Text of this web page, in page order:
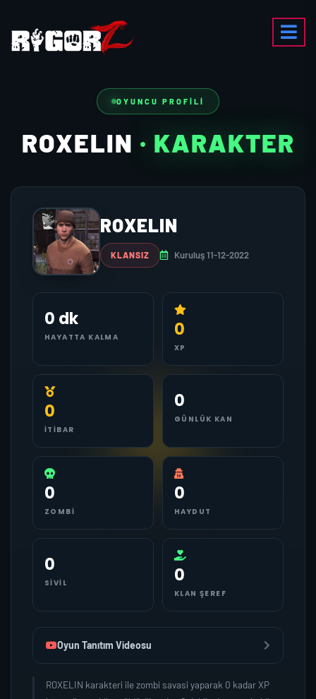
OYUNCU PROFILI
ROXELIN · KARAKTER
ROXELIN
KLANSIZ Kuruluş 11-12-2022
0 dk
HAYATTA KALMA 0
XP
0
İTIBAR
0
GÜNLÜK KAN
0
ZOMBI
0
HAYDUT
0
SIVIL 0
KLAN ŞEREF
Oyun Tanıtım Videosu
ROXELIN karakteri ile zombi savasi yaparak 0 kadar XP